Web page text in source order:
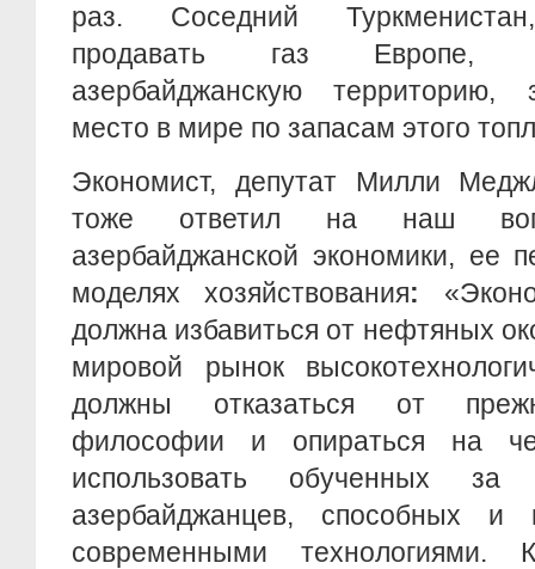
раз. Соседний
продавать газ Европе,
азербайджанскую территорию,
место в мире по запасам этого
Экономист, депутат Милли
тоже ответил на наш
азербайджанской экономики, ее
моделях хозяйствования:
должна избавиться от нефтяных
мировой рынок
должны отказаться от
философии и опираться на
использовать обученных
азербайджанцев, способных и
современными технологиями.